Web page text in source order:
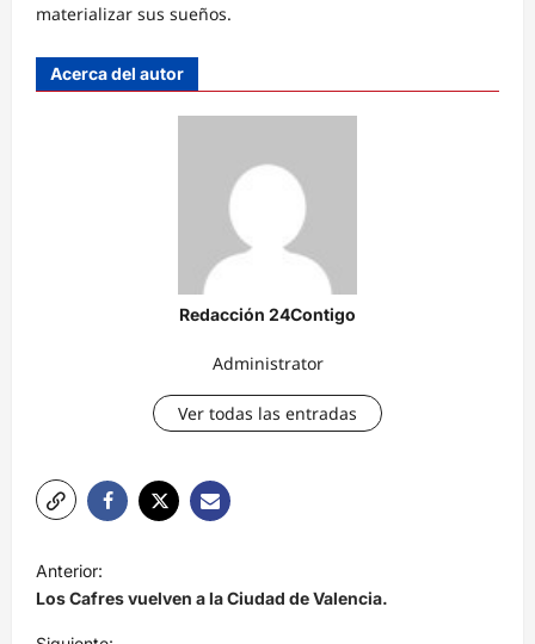
materializar sus sueños.
Acerca del autor
Redacción 24Contigo
Administrator
Ver todas las entradas
a
v
Anterior:
Los Cafres vuelven a la Ciudad de Valencia.